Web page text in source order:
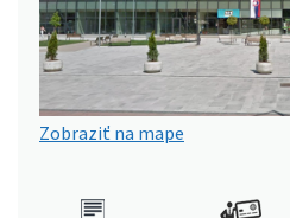
Zobraziť na mape